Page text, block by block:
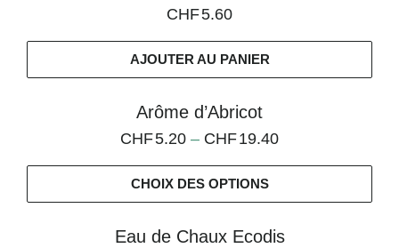
CHF5.60
AJOUTER AU PANIER
Arôme d’Abricot
CHF5.20 – CHF19.40
CHOIX DES OPTIONS
Eau de Chaux Ecodis